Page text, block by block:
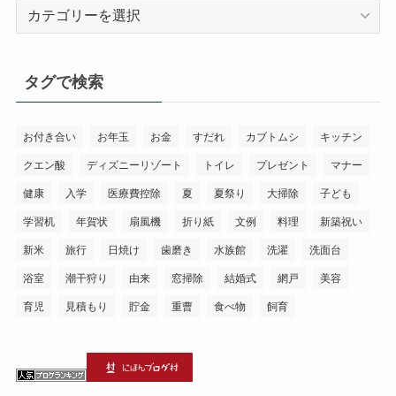
ー
タグで検索
お付き合い お年玉 お金 すだれ カブトムシ キッチン
クエン酸 ディズニーリゾート トイレ プレゼント マナー
健康 入学 医療費控除 夏 夏祭り 大掃除 子ども
学習机 年賀状 扇風機 折り紙 文例 料理 新築祝い
新米 旅行 日焼け 歯磨き 水族館 洗濯 洗面台
浴室 潮干狩り 由来 窓掃除 結婚式 網戸 美容
育児 見積もり 貯金 重曹 食べ物 飼育